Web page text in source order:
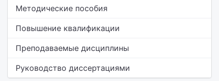
Методические пособия
Повышение квалификации
Преподаваемые дисциплины
Руководство диссертациями